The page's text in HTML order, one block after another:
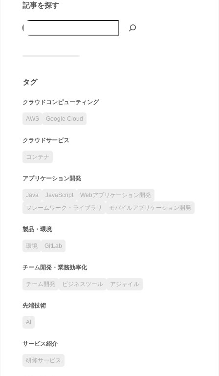
記事を探す
タグ
クラウドコンピューティング
AWS Google Cloud
クラウドサービス
コンテナ
アプリケーション開発
Java JavaScript
Webアプリケーション開発
フレームワーク・ライブラリ
モバイルアプリケーション開発
製品・環境
環境 GitLab
チーム開発・業務効率化
チーム開発 ビジネスツール アジャイル
先端技術
AI
サービス紹介
研修サービス